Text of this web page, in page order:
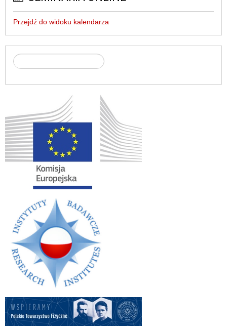
Przejdź do widoku kalendarza